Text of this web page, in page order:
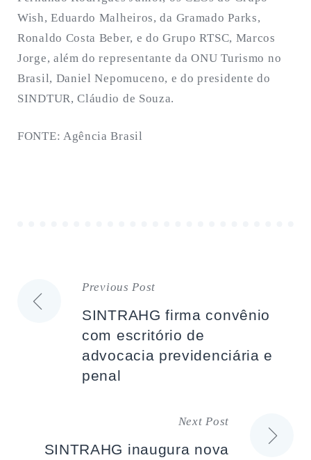
Wish, Eduardo Malheiros, da Gramado Parks,
Ronaldo Costa Beber, e do Grupo RTSC, Marcos
Jorge, além do representante da ONU Turismo no
Brasil, Daniel Nepomuceno, e do presidente do
SINDTUR, Cláudio de Souza.
FONTE: Agência Brasil
Navegação
artigos
Previous Post
SINTRAHG firma convênio
com escritório de
advocacia previdenciária e
penal
Next Post
SINTRAHG inaugura nova